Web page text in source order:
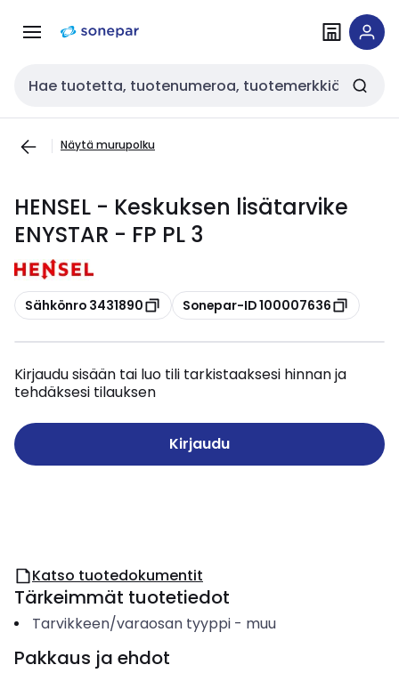
navigointiinsisältöön
Haku
Näytä murupolku
HENSEL - Keskuksen lisätarvike
ENYSTAR - FP PL 3
Kopioi
Sähkönro 3431890 Kopioi
Sonepar-ID 100007636
Kirjaudu sisään tai luo tili tarkistaaksesi hinnan ja
tehdäksesi tilauksen
Kirjaudu
Katso tuotedokumentit
Tärkeimmät tuotetiedot
Tarvikkeen/varaosan tyyppi- muu
Pakkaus ja ehdot